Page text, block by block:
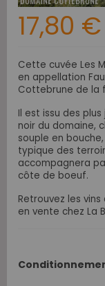
17,80 €
Cette cuvée Les
en appellation
Cottebrune de la
Il est issu des
noir du domaine,
souple en
typique des
accompagnera
côte de boeuf.
Retrouvez les vins
en vente chez La